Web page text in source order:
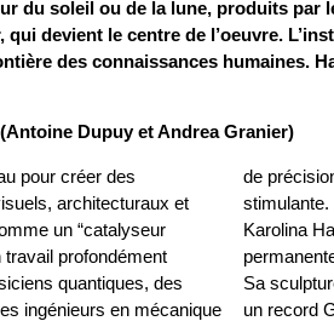
du soleil ou de la lune, produits par
qui devient le centre de l’oeuvre.
des connaissances humaines.
Dupuy et Andrea Granier)
pour créer des
architecturaux et
un “catalyseur
travail profondément
quantiques, des
ingénieurs en mécanique
distinctive et
stimulante.
Karolina
Sa
un record